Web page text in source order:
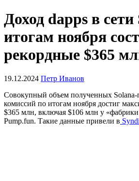
Доход dapps в сети
итогам ноября
рекордные $365
19.12.2024 Петр Иванов
Совокупный объем полученных
комиссий по итогам ноября достиг
$365 млн, включая $106 млн у
Pump.fun. Такие данные привели в